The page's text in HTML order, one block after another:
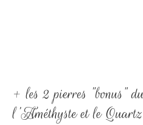
+ les 2 pierres "bonus"
l'Améthyste et le